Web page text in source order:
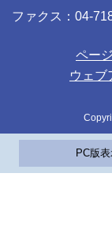
ファクス：04-
ペー
ウェブ
PC版